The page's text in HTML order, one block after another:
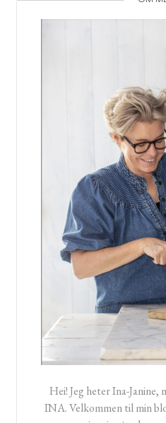
Hei! Jeg heter Ina-
INA. Velkommen til min